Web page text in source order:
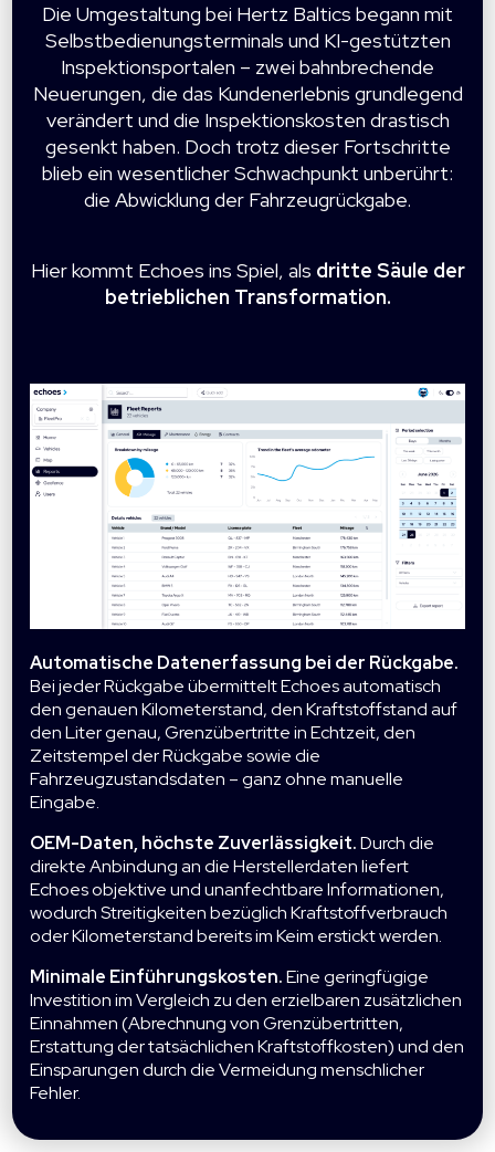
Die Umgestaltung bei Hertz Baltics begann mit
Selbstbedienungsterminals und KI-gestützten
Inspektionsportalen – zwei bahnbrechende
Neuerungen, die das Kundenerlebnis grundlegend
verändert und die Inspektionskosten drastisch
gesenkt haben. Doch trotz dieser Fortschritte
blieb ein wesentlicher Schwachpunkt unberührt:
die Abwicklung der Fahrzeugrückgabe.
Hier kommt Echoes ins Spiel, als dritte Säule der
betrieblichen Transformation.
Automatische Datenerfassung bei der Rückgabe.
Bei jeder Rückgabe übermittelt Echoes automatisch
den genauen Kilometerstand, den Kraftstoffstand auf
den Liter genau, Grenzübertritte in Echtzeit, den
Zeitstempel der Rückgabe sowie die
Fahrzeugzustandsdaten – ganz ohne manuelle
Eingabe.
OEM-Daten, höchste Zuverlässigkeit.Durch die
direkte Anbindung an die Herstellerdaten liefert
Echoes objektive und unanfechtbare Informationen,
wodurch Streitigkeiten bezüglich Kraftstoffverbrauch
oder Kilometerstand bereits im Keim erstickt werden.
Minimale Einführungskosten.Eine geringfügige
Investition im Vergleich zu den erzielbaren zusätzlichen
Einnahmen (Abrechnung von Grenzübertritten,
Erstattung der tatsächlichen Kraftstoffkosten) und den
Einsparungen durch die Vermeidung menschlicher
Fehler.